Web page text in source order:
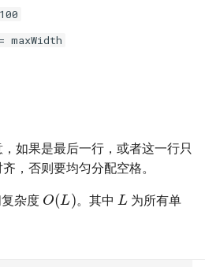
路
半
如果是最后一行，或者这一行只
，否则要均匀分配空格。
复杂度
O (L)
。其中
为所有单